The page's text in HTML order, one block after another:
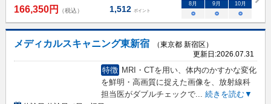
166,350円 （税込） 1,512 ポイント
8月 9月 10月
○ ○ ○
メディカルスキャニング東新宿
（東京都 新宿区）
更新日:2026.07.31
特徴 MRI・CTを用い、体内のかすかな変化
を鮮明・高画質に捉えた画像を、放射線科
担当医がダブルチェックで... 続きを読む▼